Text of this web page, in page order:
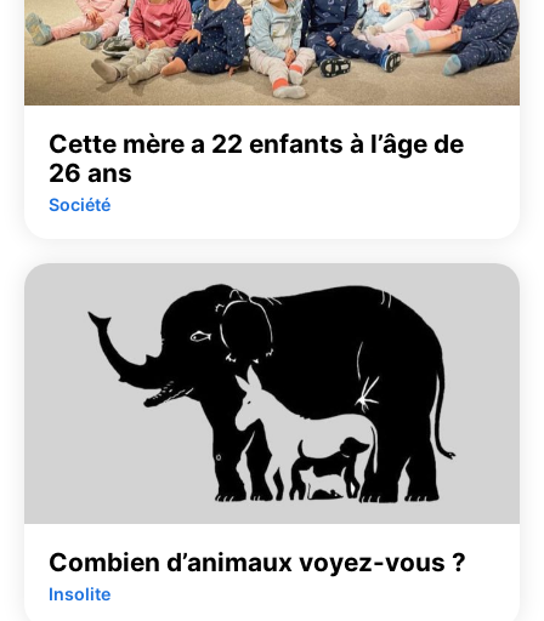
Cette mère a 22 enfants à l’âge de
26 ans
Société
Combien d’animaux voyez-vous ?
Insolite